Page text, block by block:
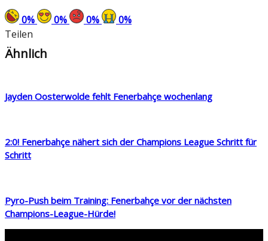
0% 0% 0% 0%
Teilen
Ähnlich
Jayden Oosterwolde fehlt Fenerbahçe wochenlang
2:0! Fenerbahçe nähert sich der Champions League Schritt für
Schritt
Pyro-Push beim Training: Fenerbahçe vor der nächsten
Champions-League-Hürde!